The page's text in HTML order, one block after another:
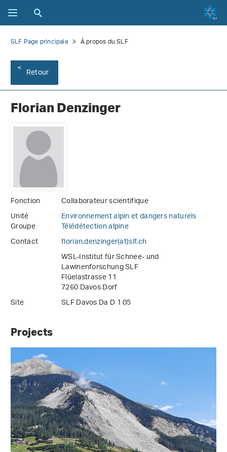
SLF Page principale À propos du SLF
Retour
Florian Denzinger
Fonction
Collaborateur scientifique
Unité
Environnement alpin et dangers naturels
Groupe
Télédétection alpine
Contact
florian.denzinger(at)slf.ch
WSL-Institut für Schnee- und
Lawinenforschung SLF
Flüelastrasse 11
7260 Davos Dorf
Site
SLF Davos Da D 1 05
Projects